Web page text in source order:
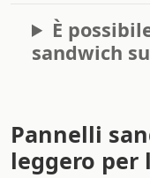
È
sandwich
Pannelli
leggero per